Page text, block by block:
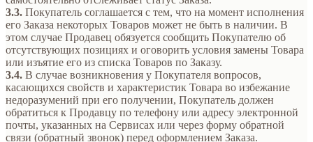
3.3. Покупатель соглашается с тем, что на момент исполнения
его Заказа некоторых Товаров может не быть в наличии. В
этом случае Продавец обязуется сообщить Покупателю об
отсутствующих позициях и оговорить условия замены Товара
или изъятие его из списка Товаров по Заказу.
3.4. В случае возникновения у Покупателя вопросов,
касающихся свойств и характеристик Товара во избежание
недоразумений при его получении, Покупатель должен
обратиться к Продавцу по телефону или адресу электронной
почты, указанных на Сервисах или через форму обратной
связи (обратный звонок) перед оформлением Заказа.